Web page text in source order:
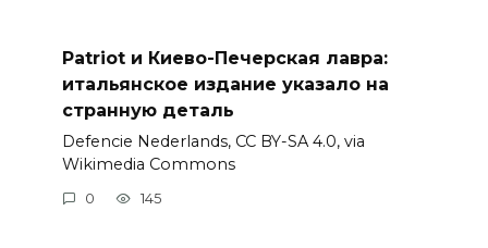
Patriot и Киево-Печерская лавра:
итальянское издание указало на
странную деталь
Defencie Nederlands, CC BY-SA 4.0, via
Wikimedia Commons
0 145